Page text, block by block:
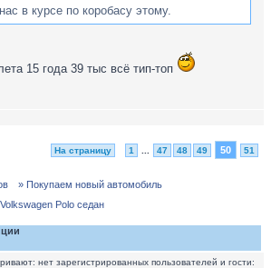
в курсе по коробасу этому.
15 года 39 тыс всё тип-топ
На страницу 1 47 48 49 50 51
» Покупаем новый автомобиль
Polo седан
нет зарегистрированных пользователей и гости: